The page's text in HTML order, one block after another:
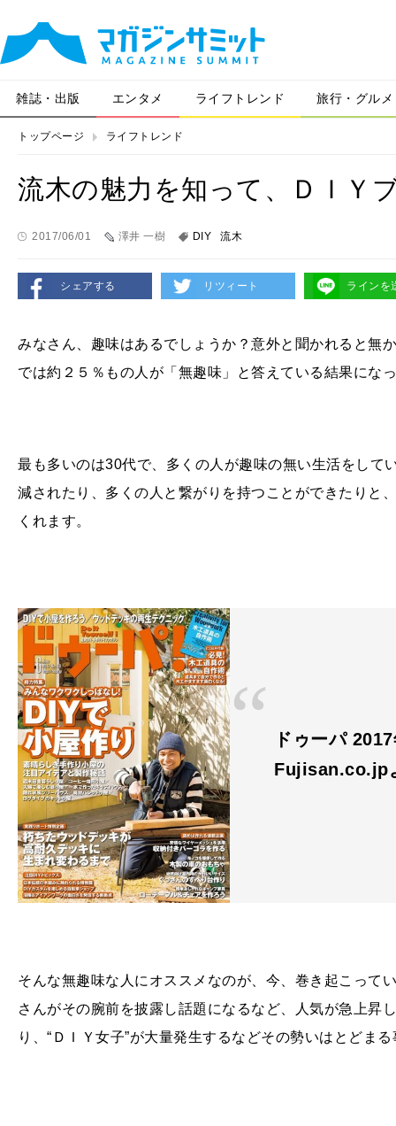
雑誌・出版 エンタメ ライフトレンド 旅行・グルメ
トップページ ライフトレンド
流木の魅力を知って、ＤＩＹ
2017/06/01 澤井 一樹 DIY 流木
シェアする リツィート ラインを
みなさん、趣味はあるでしょうか？意外と聞かれると無
では約２５％もの人が「無趣味」と答えている結果にな
最も多いのは30代で、多くの人が趣味の無い生活をして
減されたり、多くの人と繋がりを持つことができたりと
くれます。
ドゥーパ
Fujisan.co.jp
そんな無趣味な人にオススメなのが、今、巻き起こって
さんがその腕前を披露し話題になるなど、人気が急上昇
り、“ＤＩＹ女子”が大量発生するなどその勢いはとどま